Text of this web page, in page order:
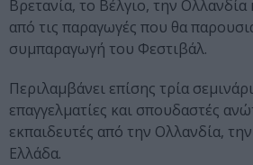
Βρετανία, το Βέλγιο, την
από τις παραγωγές που θα
συμπαραγωγή του Φεστιβάλ.
Περιλαμβάνει επίσης τρία
επαγγελματίες και σπουδαστές
εκπαιδευτές από την Ολλανδία,
Ελλάδα.